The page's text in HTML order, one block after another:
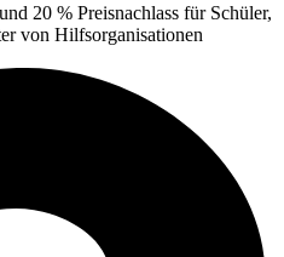
20 % Preisnachlass für Schüler,
von Hilfsorganisationen